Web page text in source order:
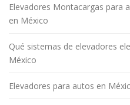
Elevadores Montacargas para
en México
Qué sistemas de elevadores
México
Elevadores para autos en